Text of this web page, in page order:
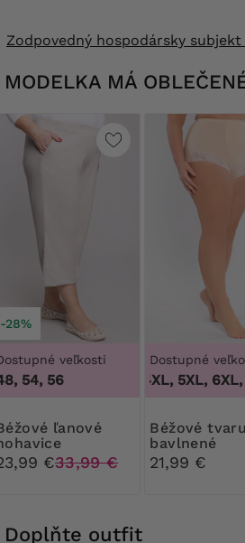
Zodpovedný hospodársky subjekt
MODELKA MÁ
-28%
veľkosti
54, 56
€33,99 €
Dostupné
3XL, 4XL, 5XL,
Béžové tvarujúce
bavlnené
nohavičky s
21,99 €
Doplňte outfit